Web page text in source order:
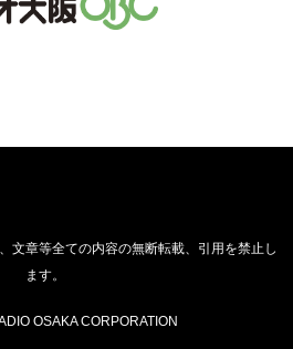
文章等全ての内容の無断転載、引用を禁止し
ます。
OSAKA CORPORATION